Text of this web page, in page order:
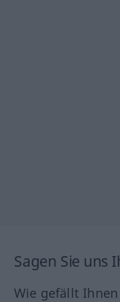
Sagen Sie uns
Wie gefällt